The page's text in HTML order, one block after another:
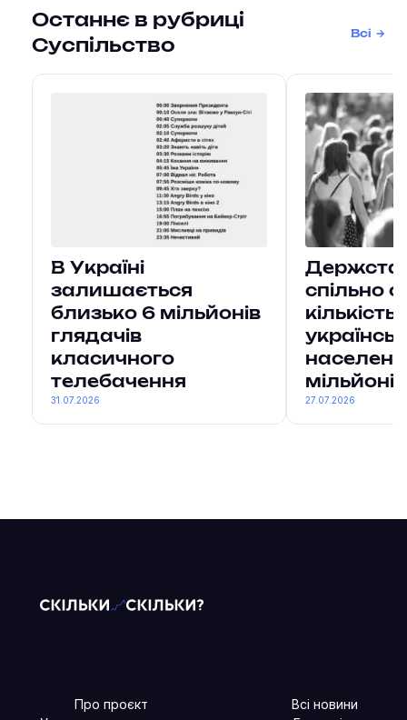
Останнє в рубриці
Суспільство
Всі
В Україні
залишається
близько 6 мільйонів
глядачів
класичного
телебачення
31.07.2026
Держстат
спільно
кількість
мільйонів
27.07.2026
Про проєкт
Всі новини